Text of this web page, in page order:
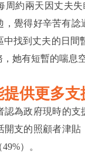
周約兩天因丈夫
，覺得好辛苦有
中找到丈夫的日間
她有短暫的喘息
提供更多支
認為政府現時的支
開支的照顧者津貼
）。